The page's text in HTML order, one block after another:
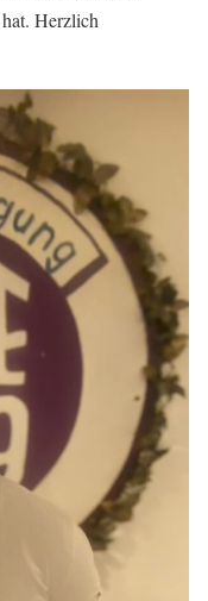
Herzlich